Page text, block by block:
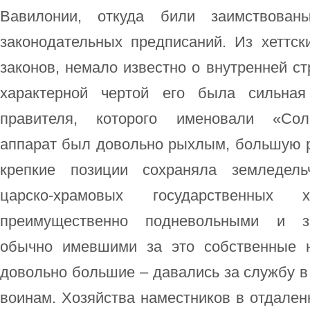
Вавилонии, откуда били
законодательных предписаний. Из
законов, немало известно о внутренней
характерной чертой его была
правителя, которого именовали
аппарат был довольно рыхлым, большую
крепкие позиции сохраняла
царско‑храмовых государственных
преимущественно подневольными и
обычно имевшими за это собственные
довольно большие – давались за службу
воинам. Хозяйства наместников в